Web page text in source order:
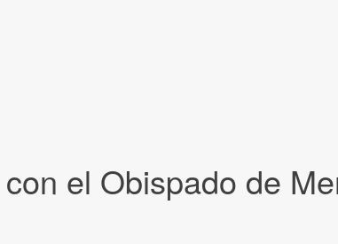
el Obispado de